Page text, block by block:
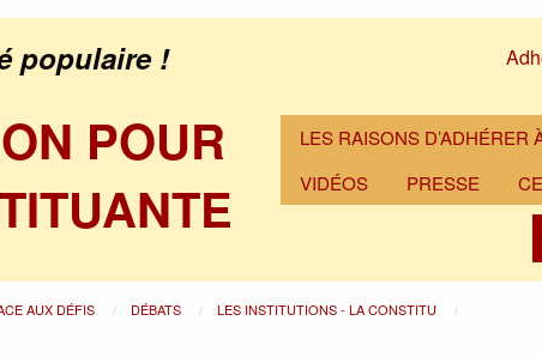
populaire !
POUR
LES RAISONS D’ADHÉRER
VIDÉOS
PRESSE
AUX DÉFIS DÉBATS
LES INSTITUTIONS - LA CONSTITU